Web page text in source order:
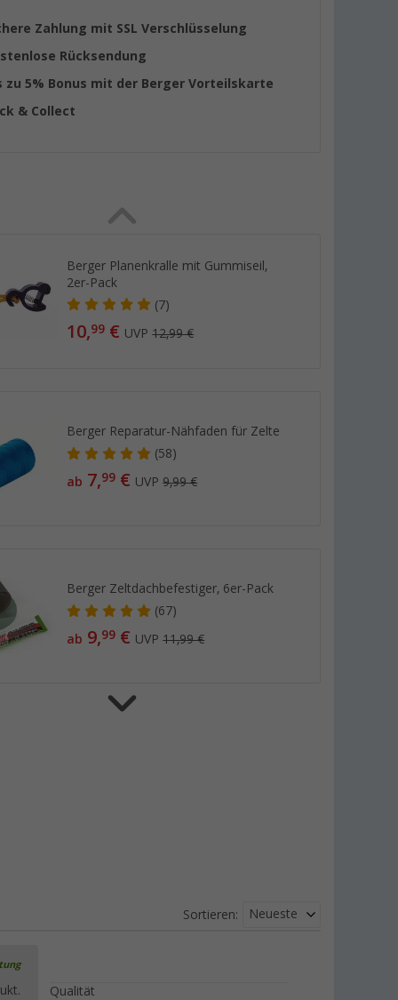
Zahlung mit SSL Verschlüsselung
Rücksendung
zu 5% Bonus mit der Berger Vorteilskarte
& Collect
Berger Planenkralle mit Gummiseil,
2er-Pack
(7)
10,99 € UVP12,99 €
Berger Reparatur-Nähfaden für Zelte
(58)
ab 7,99 € UVP9,99 €
Berger Zeltdachbefestiger, 6er-Pack
(67)
ab 9,99 € UVP11,99 €
Gewebeplanenreiniger 1 lSortieren: Neueste
Qualität